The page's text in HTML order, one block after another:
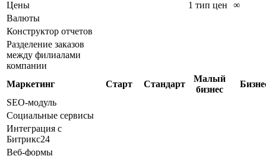
Цены
1 тип цен
∞
Валюты
Конструктор отчетов
Разделение заказов
между филиалами
компании
Маркетинг
Старт Стандарт
Малый
бизнес
SEO-модуль
Социальные сервисы
Интеграция с
Битрикс24
Веб-формы